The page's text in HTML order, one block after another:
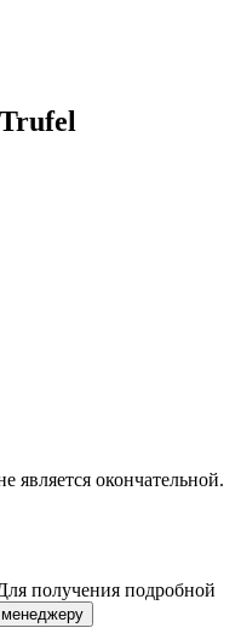
является окончательной.
получения подробной